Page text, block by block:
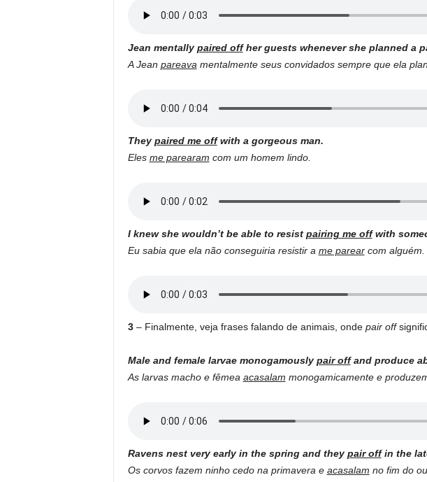
Jean mentally paired offher guests whenever she planned a
A Jean pareava mentalmente seus convidados sempre que ela
They paired me offwith a gorgeous man.
Eles me parearam com um homem lindo.
I knew she wouldn’t be able to resist pairing me offwith
Eu sabia que ela não conseguiria resistir a me parearcom alguém.
3– Finalmente, veja frases falando de animais, onde pair off
Male and female larvae monogamously pair offand produce
As larvas macho e fêmea acasalam monogamicamente e
Ravens nest very early in the spring and they pair offin the
Os corvos fazem ninho cedo na primavera e acasalam no fim do